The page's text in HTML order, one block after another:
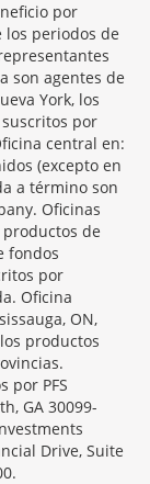
por
periodos de
son agentes de
York, los
por
central en:
(excepto en
a término son
Oficinas
productos de
fondos
por
Oficina
ON,
productos
por PFS
GA 30099-
Drive, Suite